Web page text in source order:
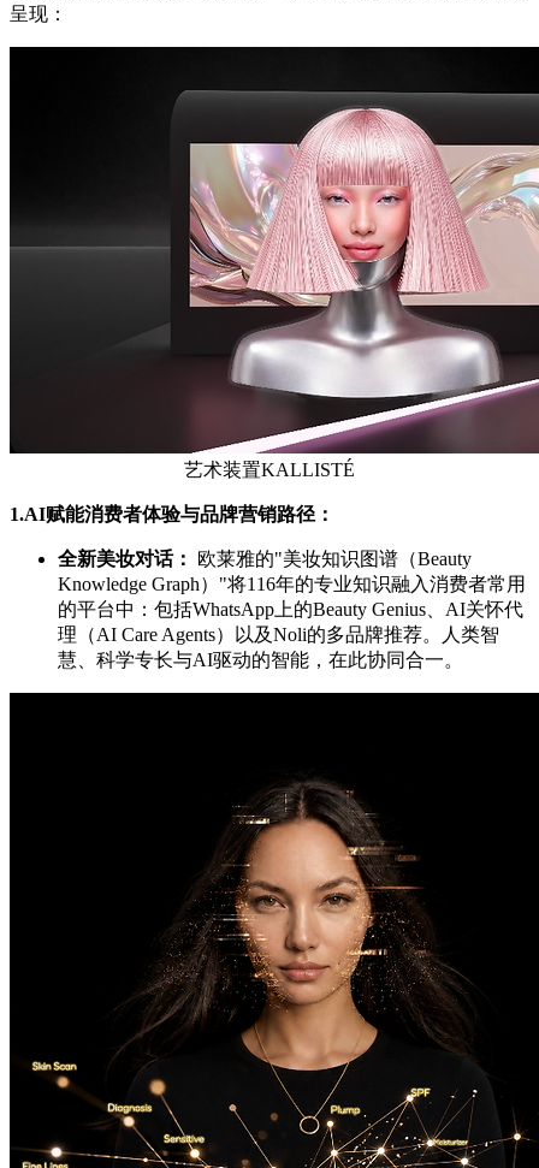
呈现：
艺术装置KALLISTÉ
1.AI赋能消费者体验与品牌营销路径：
全新美妆对话：
欧莱雅的"美妆知识图谱（Beauty
Knowledge Graph）"将116年的专业知识融入消费者常用
的平台中：包括WhatsApp上的Beauty Genius、AI关怀代
理（AI Care Agents）以及Noli的多品牌推荐。人类智
慧、科学专长与AI驱动的智能，在此协同合一。